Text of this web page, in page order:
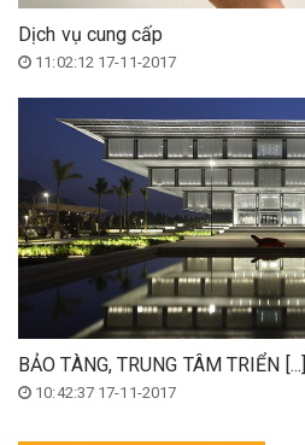
Dịch vụ cung cấp
11:02:12 17-11-2017
BẢO TÀNG, TRUNG TÂM TRIỂN [...]
10:42:37 17-11-2017